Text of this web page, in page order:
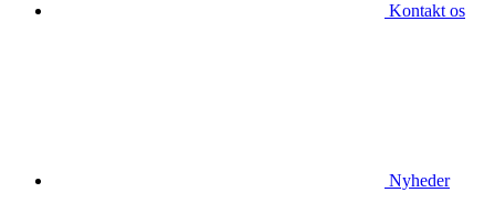
Kontakt os
Nyheder